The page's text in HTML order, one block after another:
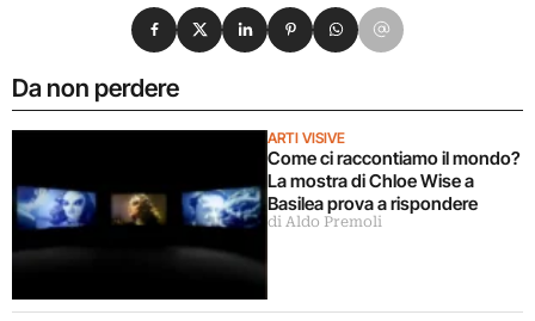
Da non perdere
ARTI VISIVE
Come ci raccontiamo il mondo?
La mostra di Chloe Wise a
Basilea prova a rispondere
di Aldo Premoli
Condividi su Facebook
Condividi su X
Condividi su LinkedIn
Condividi su Pinterest
Condividi su WhatsApp
Condividi su Email